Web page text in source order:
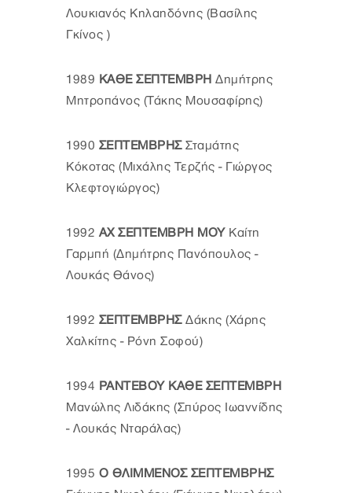
Λουκιανός Κηλαηδόνης (Βασίλης
Γκίνος )
1989 ΚΑΘΕ ΣΕΠΤΕΜΒΡΗ Δημήτρης
Μητροπάνος (Τάκης Μουσαφίρης)
1990 ΣΕΠΤΕΜΒΡΗΣ Σταμάτης
Κόκοτας (Μιχάλης Τερζής - Γιώργος
Κλεφτογιώργος)
1992 ΑΧ ΣΕΠΤΕΜΒΡΗ ΜΟΥΚαίτη
Γαρμπή (Δημήτρης Πανόπουλος -
Λουκάς Θάνος)
1992 ΣΕΠΤΕΜΒΡΗΣΔάκης (Χάρης
Χαλκίτης - Ρόνη Σοφού)
1994 ΡΑΝΤΕΒΟΥ ΚΑΘΕ ΣΕΠΤΕΜΒΡΗ
Μανώλης Λιδάκης (Σπύρος Ιωαννίδης
- Λουκάς Νταράλας)
1995 Ο ΘΛΙΜΜΕΝΟΣ ΣΕΠΤΕΜΒΡΗΣ